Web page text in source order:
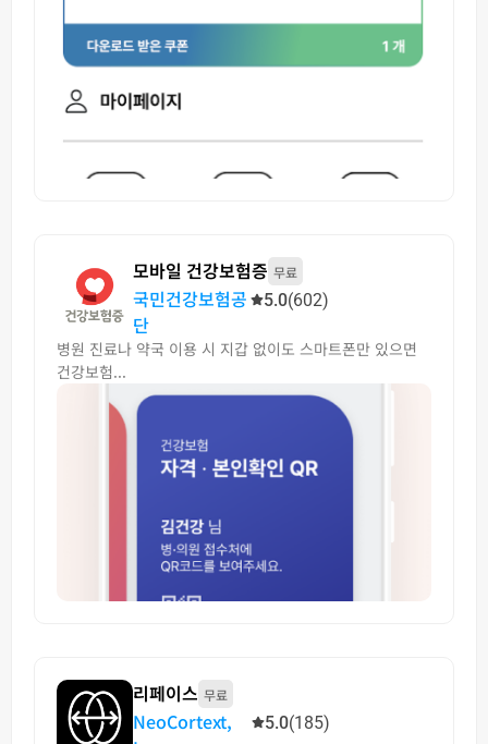
모바일 건강보험증 무료
국민건강보험공
단
5.0(602)
병원 진료나 약국 이용 시 지갑 없이도 스마트폰만 있으면
건강보험...
리페이스 무료
NeoCortext,
5.0(185)